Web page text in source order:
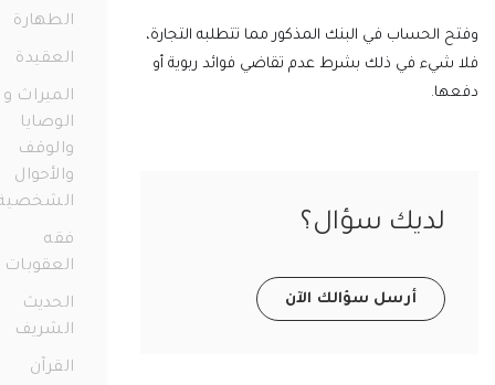
في البنك المذكور مما تتطلبه التجارة،
في ذلك بشرط عدم تقاضي فوائد ربوية أو
سؤال؟
أرسل سؤالك الآن
الطهارة 98
العقيدة 38
الميراث و
والوقف
والأحوال
الشخصية
العقوبات
11
الشريف
12